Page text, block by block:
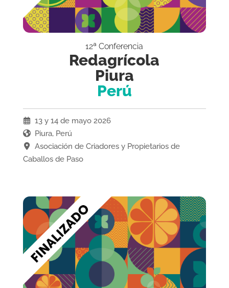
12ª Conferencia
Redagrícola
Piura
Perú
13 y 14 de mayo 2026
Piura, Perú
Asociación de Criadores y Propietarios de
Caballos de Paso